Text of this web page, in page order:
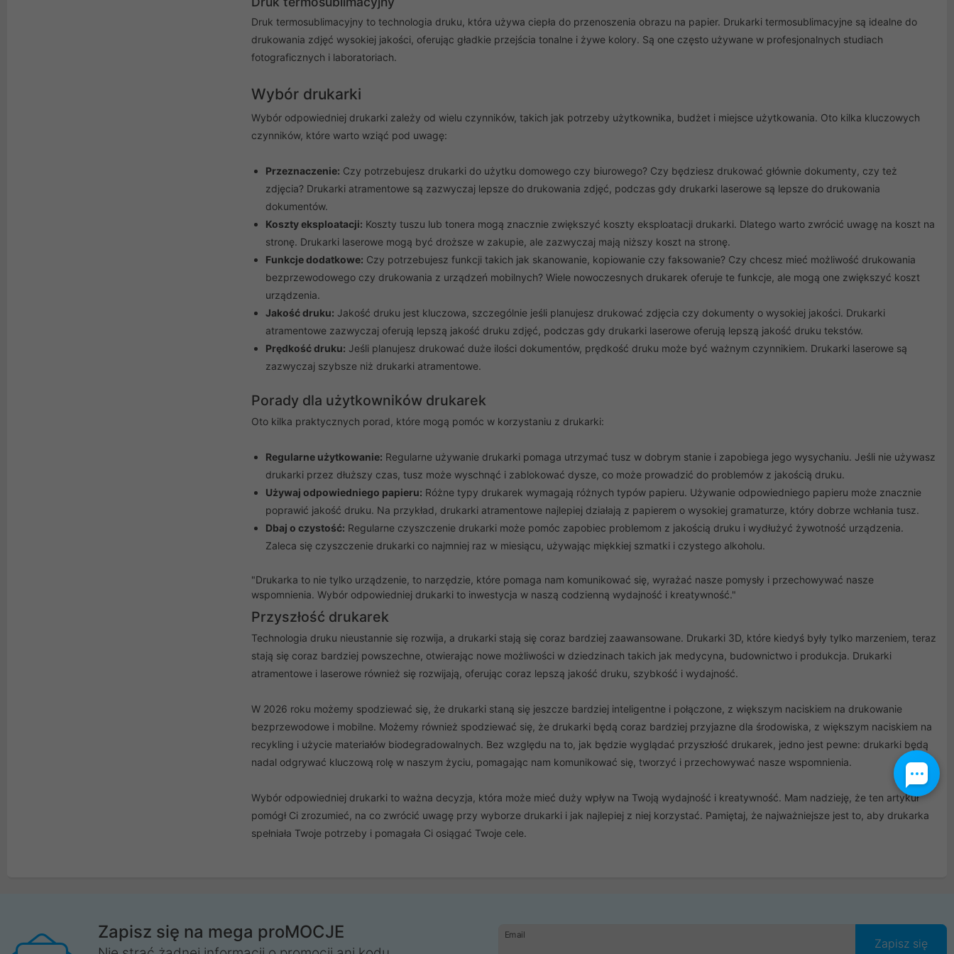
Druk termosublimacyjny to technologia druku, która używa ciepła do przenoszenia obrazu na papier. Drukarki termosublimacyjne są idealne do
drukowania zdjęć wysokiej jakości, oferując gładkie przejścia tonalne i żywe kolory. Są one często używane w profesjonalnych studiach
fotograficznych i laboratoriach.
Wybór drukarki
Wybór odpowiedniej drukarki zależy od wielu czynników, takich jak potrzeby użytkownika, budżet i miejsce użytkowania. Oto kilka kluczowych
czynników, które warto wziąć pod uwagę:
Przeznaczenie: Czy potrzebujesz drukarki do użytku domowego czy biurowego? Czy będziesz drukować głównie dokumenty, czy też
zdjęcia? Drukarki atramentowe są zazwyczaj lepsze do drukowania zdjęć, podczas gdy drukarki laserowe są lepsze do drukowania
dokumentów.
Koszty eksploatacji: Koszty tuszu lub tonera mogą znacznie zwiększyć koszty eksploatacji drukarki. Dlatego warto zwrócić uwagę na koszt na
stronę. Drukarki laserowe mogą być droższe w zakupie, ale zazwyczaj mają niższy koszt na stronę.
Funkcje dodatkowe: Czy potrzebujesz funkcji takich jak skanowanie, kopiowanie czy faksowanie? Czy chcesz mieć możliwość drukowania
bezprzewodowego czy drukowania z urządzeń mobilnych? Wiele nowoczesnych drukarek oferuje te funkcje, ale mogą one zwiększyć koszt
urządzenia.
Jakość druku: Jakość druku jest kluczowa, szczególnie jeśli planujesz drukować zdjęcia czy dokumenty o wysokiej jakości. Drukarki
atramentowe zazwyczaj oferują lepszą jakość druku zdjęć, podczas gdy drukarki laserowe oferują lepszą jakość druku tekstów.
Prędkość druku: Jeśli planujesz drukować duże ilości dokumentów, prędkość druku może być ważnym czynnikiem. Drukarki laserowe są
zazwyczaj szybsze niż drukarki atramentowe.
Porady dla użytkowników drukarek
Oto kilka praktycznych porad, które mogą pomóc w korzystaniu z drukarki:
Regularne użytkowanie: Regularne używanie drukarki pomaga utrzymać tusz w dobrym stanie i zapobiega jego wysychaniu. Jeśli nie używasz
drukarki przez dłuższy czas, tusz może wyschnąć i zablokować dysze, co może prowadzić do problemów z jakością druku.
Używaj odpowiedniego papieru: Różne typy drukarek wymagają różnych typów papieru. Używanie odpowiedniego papieru może znacznie
poprawić jakość druku. Na przykład, drukarki atramentowe najlepiej działają z papierem o wysokiej gramaturze, który dobrze wchłania tusz.
Dbaj o czystość: Regularne czyszczenie drukarki może pomóc zapobiec problemom z jakością druku i wydłużyć żywotność urządzenia.
Zaleca się czyszczenie drukarki co najmniej raz w miesiącu, używając miękkiej szmatki i czystego alkoholu.
"Drukarka to nie tylko urządzenie, to narzędzie, które pomaga nam komunikować się, wyrażać nasze pomysły i przechowywać nasze
wspomnienia. Wybór odpowiedniej drukarki to inwestycja w naszą codzienną wydajność i kreatywność."
Przyszłość drukarek
Technologia druku nieustannie się rozwija, a drukarki stają się coraz bardziej zaawansowane. Drukarki 3D, które kiedyś były tylko marzeniem, teraz
stają się coraz bardziej powszechne, otwierając nowe możliwości w dziedzinach takich jak medycyna, budownictwo i produkcja. Drukarki
atramentowe i laserowe również się rozwijają, oferując coraz lepszą jakość druku, szybkość i wydajność.
W 2026 roku możemy spodziewać się, że drukarki staną się jeszcze bardziej inteligentne i połączone, z większym naciskiem na drukowanie
bezprzewodowe i mobilne. Możemy również spodziewać się, że drukarki będą coraz bardziej przyjazne dla środowiska, z większym naciskiem na
recykling i użycie materiałów biodegradowalnych. Bez względu na to, jak będzie wyglądać przyszłość drukarek, jedno jest pewne: drukarki będą
nadal odgrywać kluczową rolę w naszym życiu, pomagając nam komunikować się, tworzyć i przechowywać nasze wspomnienia.
Wybór odpowiedniej drukarki to ważna decyzja, która może mieć duży wpływ na Twoją wydajność i kreatywność. Mam nadzieję, że ten artykuł
pomógł Ci zrozumieć, na co zwrócić uwagę przy wyborze drukarki i jak najlepiej z niej korzystać. Pamiętaj, że najważniejsze jest to, aby drukarka
spełniała Twoje potrzeby i pomagała Ci osiągać Twoje cele.
Zapisz się na mega proMOCJE Email
Zapisz się